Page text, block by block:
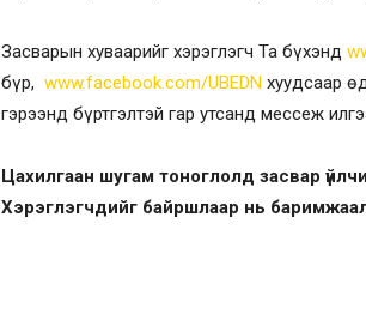
Засварын хуваарийг хэрэглэгч Та бүхэнд
бүр, www.facebook.com/UBEDN хуудсаар
гэрээнд бүртгэлтэй гар утсанд мессеж
Цахилгаан шугам тоноглолд засвар
Хэрэглэгчдийг байршлаар нь